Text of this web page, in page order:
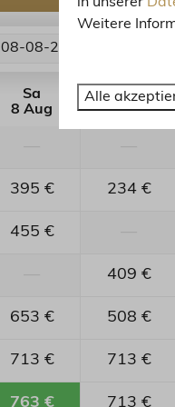
08-08-2026
Sa
8 Aug
So
9 Aug
395 € 234 €
455 €
409 €
653 € 508 €
713 € 713 €
763 € 713 €
in unserer
Weitere
Alle